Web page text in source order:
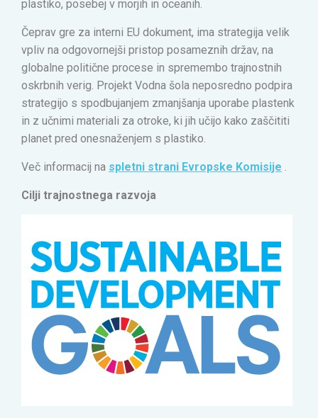
plastiko, posebej v morjih in oceanih.
Čeprav gre za interni EU dokument, ima strategija velik
vpliv na odgovornejši pristop posameznih držav, na
globalne politične procese in spremembo trajnostnih
oskrbnih verig. Projekt Vodna šola neposredno podpira
strategijo s spodbujanjem zmanjšanja uporabe plastenk
in z učnimi materiali za otroke, ki jih učijo kako zaščititi
planet pred onesnaženjem s plastiko.
Več informacij na spletni strani Evropske Komisije .
Cilji trajnostnega razvoja